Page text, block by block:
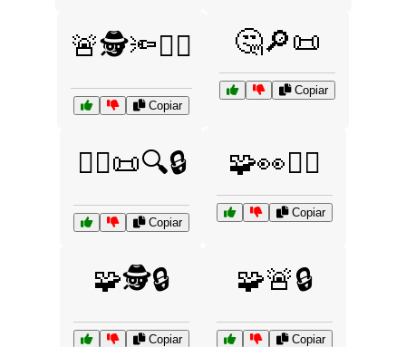
🚨🕵️🔦👮‍♂️
Copiar
🤔🔎📜
Copiar
🧑‍⚖️📜🔍🔒
Copiar
🧩👀🕵️‍♀️
Copiar
🧩🕵️🔒
Copiar
🧩🚨🔒
Copiar